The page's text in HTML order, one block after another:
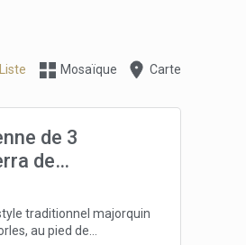
Liste Mosaïque Carte
de 3
de
traditionnel majorquin
au pied de